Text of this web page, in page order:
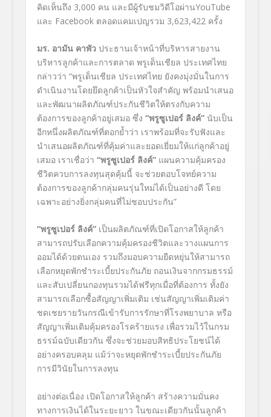
คิดเห็นถึง 3,000 คน และมีผู้รับชมวิดีโอผ่านYouTube
และ Facebook ตลอดแคมเปญรวม 3,623,422 ครั้ง
มร. อามัน คาพัวประธานเจ้าหน้าที่บริหารสายงาน
บริหารลูกค้าและการตลาด พรูเด็นเชียล ประเทศไทย
กล่าวว่า “พรูเด็นเชียล ประเทศไทย ยังคงมุ่งมั่นในการ
ดำเนินงานโดยยึดลูกค้าเป็นหัวใจสำคัญ พร้อมนำเสนอ
และพัฒนาผลิตภัณฑ์ประกันชีวิตให้ตรงกับความ
ต้องการของลูกค้าอยู่เสมอ ซึ่ง “พรูซูเปอร์ ลิงค์”นับเป็น
อีกหนึ่งผลิตภัณฑ์ที่ตอกย้ำว่า เราพร้อมที่จะรับฟังและ
นำเสนอผลิตภัณฑ์ที่คุ้มค่าและยอดเยี่ยมให้แก่ลูกค้าอยู่
เสมอ เราเชื่อว่า “พรูซูเปอร์ ลิงค์”แผนความคุ้มครอง
ชีวิตควบการลงทุนสุดคุ้มนี้ จะช่วยตอบโจทย์ความ
ต้องการของลูกค้ากลุ่มคนรุ่นใหม่ได้เป็นอย่างดี โดย
เฉพาะอย่างยิ่งกลุ่มคนที่ไม่ชอบประกัน”
“พรูซูเปอร์ ลิงค์”เป็นผลิตภัณฑ์ที่เปิดโอกาสให้ลูกค้า
สามารถปรับเลือกความคุ้มครองชีวิตและวางแผนการ
ออมได้ด้วยตนเอง รวมถึงมอบความยืดหยุ่นให้สามารถ
เลือกหยุดพักชำระเบี้ยประกันภัย ถอนเงินจากกรมธรรม์
และสับเปลี่ยนกองทุนรวมได้ฟรีทุกเมื่อที่ต้องการ ทั้งยัง
สามารถเลือกซื้อสัญญาเพิ่มเติม เช่นสัญญาเพิ่มเติมค่า
ชดเชยรายวันกรณีเข้ารับการรักษาที่โรงพยาบาล หรือ
สัญญาเพิ่มเติมคุ้มครองโรคร้ายแรง เพื่อรวมไว้ในกรม
ธรรม์ฉบับเดียวกัน ซึ่งจะช่วยมอบสิทธิประโยชน์ได้
อย่างครอบคลุม แม้ว่าจะหยุดพักชำระเบี้ยประกันภัย
การมีวินัยในการลงทุน
อย่างต่อเนื่อง เปิดโอกาสให้ลูกค้า สร้างความมั่นคง
ทางการเงินได้ในระยะยาว ในขณะเดียวกันนั้นลูกค้า